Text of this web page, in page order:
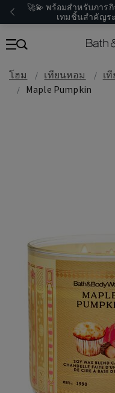
🚀💫 พร้อมสำหรับภาร
เทมชิ้นสำคัญร
โฮม เทียนหอม เ
Maple Pumpkin